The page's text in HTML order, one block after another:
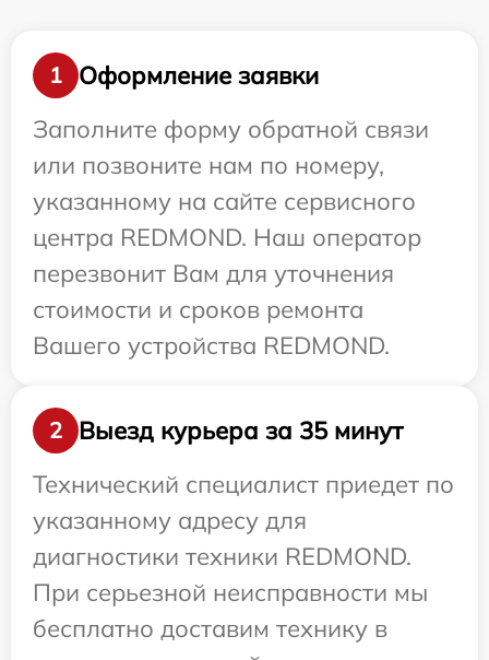
1
Оформление заявки
Заполните форму обратной связи
или позвоните нам по номеру,
указанному на сайте сервисного
центра REDMOND. Наш оператор
перезвонит Вам для уточнения
стоимости и сроков ремонта
Вашего устройства REDMOND.
2
Выезд курьера за 35 минут
Технический специалист приедет по
указанному адресу для
диагностики техники REDMOND.
При серьезной неисправности мы
бесплатно доставим технику в